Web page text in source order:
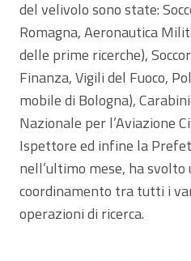
del velivolo sono state:
Romagna, Aeronautica
delle prime ricerche),
Finanza, Vigili del Fuoco,
mobile di Bologna),
Nazionale per l’Aviazione
Ispettore ed infine la
nell’ultimo mese, ha svolto
coordinamento tra tutti i
operazioni di ricerca.